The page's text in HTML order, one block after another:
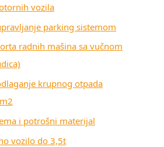
vozila
parking sistemom
radnih mašina sa vučnom
krupnog otpada
i potrošni materijal
vozilo do 3,5t